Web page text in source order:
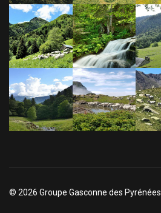
© 2026 Groupe Gasconne des Pyrénées